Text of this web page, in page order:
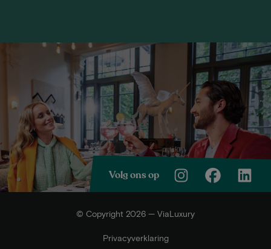
Volg ons op
© Copyright 2026 — ViaLuxury
Privacyverklaring